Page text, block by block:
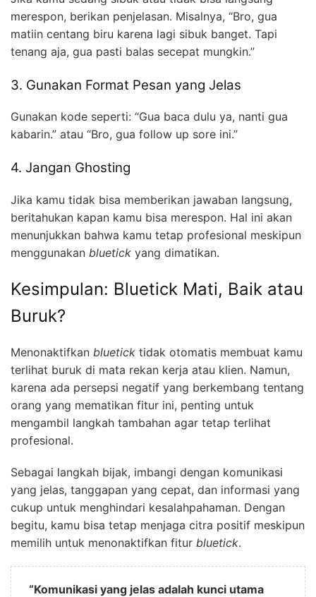
merespon, berikan penjelasan. Misalnya, “Bro, gua
matiin centang biru karena lagi sibuk banget. Tapi
tenang aja, gua pasti balas secepat mungkin.”
3. Gunakan Format Pesan yang Jelas
Gunakan kode seperti: “Gua baca dulu ya, nanti gua
kabarin.” atau “Bro, gua follow up sore ini.”
4. Jangan Ghosting
Jika kamu tidak bisa memberikan jawaban langsung,
beritahukan kapan kamu bisa merespon. Hal ini akan
menunjukkan bahwa kamu tetap profesional meskipun
menggunakan bluetick yang dimatikan.
Kesimpulan: Bluetick Mati, Baik atau
Buruk?
Menonaktifkan bluetick tidak otomatis membuat kamu
terlihat buruk di mata rekan kerja atau klien. Namun,
karena ada persepsi negatif yang berkembang tentang
orang yang mematikan fitur ini, penting untuk
mengambil langkah tambahan agar tetap terlihat
profesional.
Sebagai langkah bijak, imbangi dengan komunikasi
yang jelas, tanggapan yang cepat, dan informasi yang
cukup untuk menghindari kesalahpahaman. Dengan
begitu, kamu bisa tetap menjaga citra positif meskipun
memilih untuk menonaktifkan fitur bluetick.
“Komunikasi yang jelas adalah kunci utama